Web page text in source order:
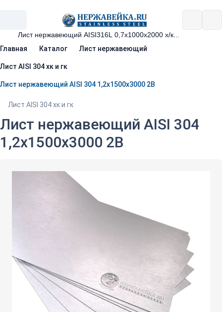
Главная Каталог Лист нержавеющий
Лист AISI 304 хк и гк
Лист нержавеющий AISI 304 1,2х1500х3000 2В
Лист AISI 304 хк и гк
Лист нержавеющий AISI 304
1,2х1500х3000 2В